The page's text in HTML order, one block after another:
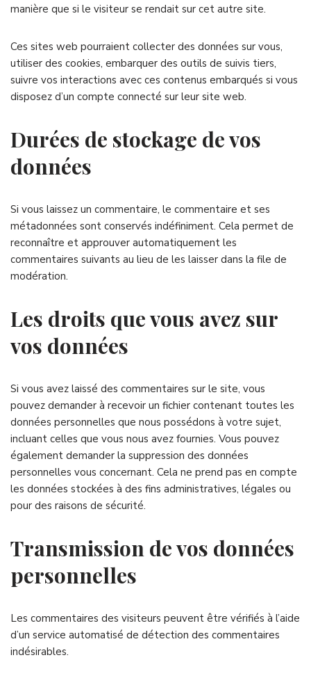
manière que si le visiteur se rendait sur cet autre site.
Ces sites web pourraient collecter des données sur vous,
utiliser des cookies, embarquer des outils de suivis tiers,
suivre vos interactions avec ces contenus embarqués si vous
disposez d’un compte connecté sur leur site web.
Durées de stockage de vos
données
Si vous laissez un commentaire, le commentaire et ses
métadonnées sont conservés indéfiniment. Cela permet de
reconnaître et approuver automatiquement les
commentaires suivants au lieu de les laisser dans la file de
modération.
Les droits que vous avez sur
vos données
Si vous avez laissé des commentaires sur le site, vous
pouvez demander à recevoir un fichier contenant toutes les
données personnelles que nous possédons à votre sujet,
incluant celles que vous nous avez fournies. Vous pouvez
également demander la suppression des données
personnelles vous concernant. Cela ne prend pas en compte
les données stockées à des fins administratives, légales ou
pour des raisons de sécurité.
Transmission de vos données
personnelles
Les commentaires des visiteurs peuvent être vérifiés à l’aide
d’un service automatisé de détection des commentaires
indésirables.